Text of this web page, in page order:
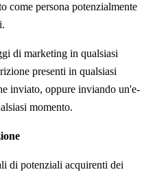
come persona potenzialmente
di marketing in qualsiasi
presenti in qualsiasi
inviato, oppure inviando un'e-
momento.
di potenziali acquirenti dei